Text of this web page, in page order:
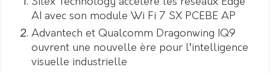
AI avec son module Wi Fi 7 SX PCEBE AP
Advantech et Qualcomm Dragonwing IQ9
ouvrent une nouvelle ère pour l’intelligence
visuelle industrielle